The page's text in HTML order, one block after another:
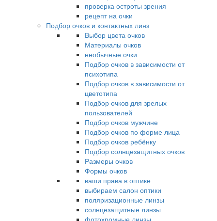
проверка остроты зрения
рецепт на очки
Подбор очков и контактных линз
Выбор цвета очков
Материалы очков
необычные очки
Подбор очков в зависимости от
психотипа
Подбор очков в зависимости от
цветотипа
Подбор очков для зрелых
пользователей
Подбор очков мужчине
Подбор очков по форме лица
Подбор очков ребёнку
Подбор солнцезащитных очков
Размеры очков
Формы очков
ваши права в оптике
выбираем салон оптики
поляризационные линзы
солнцезащитные линзы